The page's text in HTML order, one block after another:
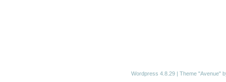
Wordpress 4.8.29 | Theme "Avenue"